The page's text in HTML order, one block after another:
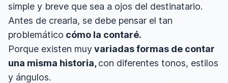
simple y breve que sea a ojos del destinatario.
Antes de crearla, se debe pensar el tan
problemático cómo la contaré.
Porque existen muyvariadas formas de contar
una misma historia,con diferentes tonos, estilos
y ángulos.